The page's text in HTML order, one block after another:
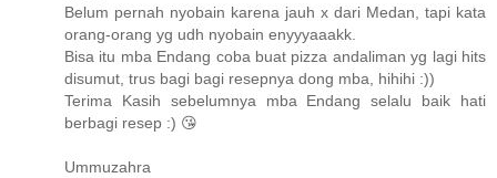
Belum pernah nyobain karena jauh x dari Medan, tapi kata
orang-orang yg udh nyobain enyyyaaakk.
Bisa itu mba Endang coba buat pizza andaliman yg lagi hits
disumut, trus bagi bagi resepnya dong mba, hihihi :))
Terima Kasih sebelumnya mba Endang selalu baik hati
berbagi resep :) 😘
Ummuzahra